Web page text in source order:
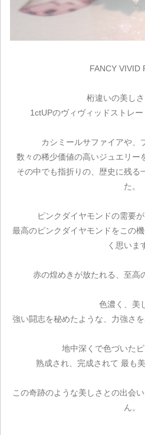
FANCY VIVID
桁違いの美しさ
1ctUPのヴィヴィッドストレー
カシミールサファイアや、
数々の稀少価値の高いジュエリー
その中でも指折りの、歴史に残る
た。
ピンクダイヤモンドの需要
最高のピンクダイヤモンドをこの
く思いま
赤の煌めきが放たれる、至高
色濃く、美
強い闘志を秘めたような、力強さ
地中深くで色づいたピ
熟成され、完成されて 最も
この奇跡のような美しさとの出会
ん。